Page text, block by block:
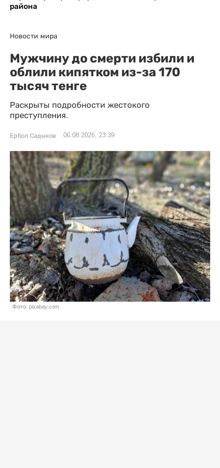
района
Новости мира
Мужчину до смерти избили и
облили кипятком из-за 170
тысяч тенге
Раскрыты подробности жестокого
преступления.
Ербол Садыков 06.08.2026, 23:39
Фото: pixabay.com